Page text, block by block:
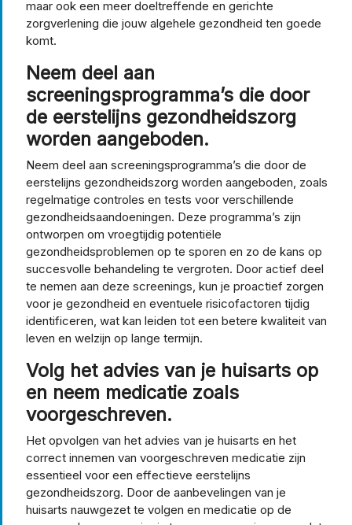
maar ook een meer doeltreffende en gerichte
zorgverlening die jouw algehele gezondheid ten goede
komt.
Neem deel aan
screeningsprogramma’s die door
de eerstelijns gezondheidszorg
worden aangeboden.
Neem deel aan screeningsprogramma’s die door de
eerstelijns gezondheidszorg worden aangeboden, zoals
regelmatige controles en tests voor verschillende
gezondheidsaandoeningen. Deze programma’s zijn
ontworpen om vroegtijdig potentiële
gezondheidsproblemen op te sporen en zo de kans op
succesvolle behandeling te vergroten. Door actief deel
te nemen aan deze screenings, kun je proactief zorgen
voor je gezondheid en eventuele risicofactoren tijdig
identificeren, wat kan leiden tot een betere kwaliteit van
leven en welzijn op lange termijn.
Volg het advies van je huisarts op
en neem medicatie zoals
voorgeschreven.
Het opvolgen van het advies van je huisarts en het
correct innemen van voorgeschreven medicatie zijn
essentieel voor een effectieve eerstelijns
gezondheidszorg. Door de aanbevelingen van je
huisarts nauwgezet te volgen en medicatie op de